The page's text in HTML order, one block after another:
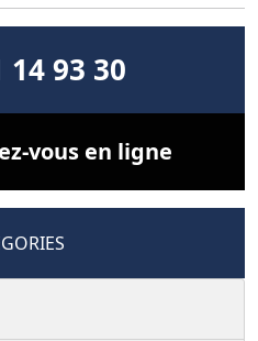
93 30
vous en ligne